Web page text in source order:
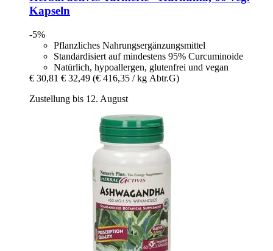
Kapseln
-5%
Pflanzliches Nahrungsergänzungsmittel
Standardisiert auf mindestens 95% Curcuminoide
Natürlich, hypoallergen, glutenfrei und vegan
€ 30,81 € 32,49 (€ 416,35 / kg Abtr.G)
Zustellung bis 12. August